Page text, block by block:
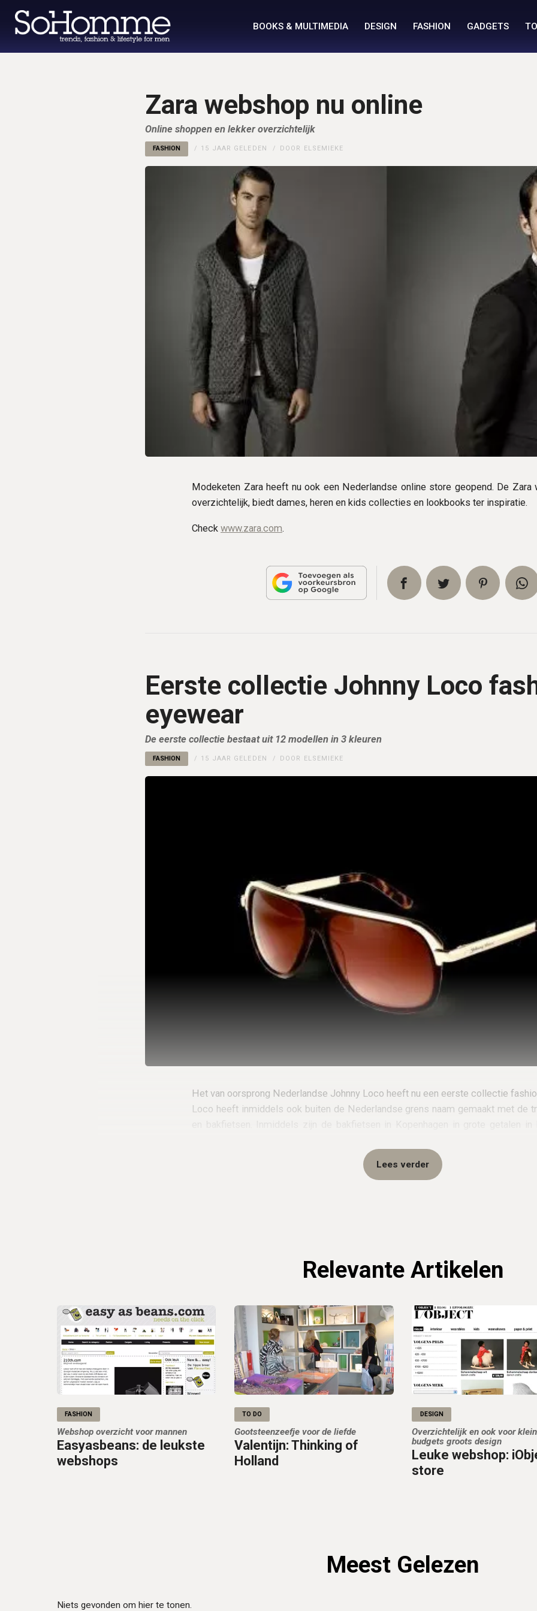
BOOKS & MULTIMEDIA DESIGN FASHION GADGETS
Zara webshop nu online
Online shoppen en lekker overzichtelijk
FASHION 15 JAAR GELEDEN DOOR ELSEMIEKE
Modeketen Zara heeft nu ook een Nederlandse online store geopend. De Zara
overzichtelijk, biedt dames, heren en kids collecties en lookbooks ter inspiratie.
Check www.zara.com.
Eerste collectie Johnny Loco
eyewear
De eerste collectie bestaat uit 12 modellen in 3 kleuren
FASHION 15 JAAR GELEDEN DOOR ELSEMIEKE
Het van oorsprong Nederlandse Johnny Loco heeft nu een eerste collectie
Loco heeft inmiddels ook buiten de Nederlandse grens naam gemaakt met de
brutale merk door haar wimpers naar de USA te
designâ€storeâ€derdesignâ€stores Colette in Parijs de eâ€bike versie
Johnny Loco stijl; stoer, elegant maar niet mainstream. En bovendien
bestaat uit 12 modellen in 3 kleuren. Er zijn drie lijnen, Alice, Foley en Scuba en.
Lees verder
Relevante Artikelen
FASHION
Webshop overzicht voor mannen
Easyasbeans: de leukste
webshops
TO DO
Gootsteenzeefje voor de liefde
Valentijn: Thinking of
Holland
DESIGN
Overzichtelijk en ook voor
budgets groots design
Leuke webshop:
store
Meest Gelezen
Niets gevonden om hier te tonen.